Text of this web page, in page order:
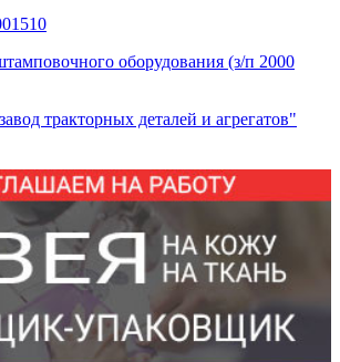
оборудования (з/п 2000
тракторных деталей и агрегатов"